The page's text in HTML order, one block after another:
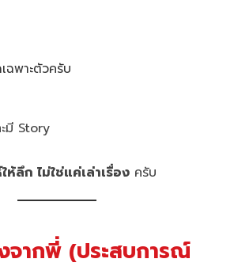
ฉพาะตัวครับ
มี Story
ห้ลึก ไม่ใช่แค่เล่าเรื่อง ครับ
จากพี่ (ประสบการณ์